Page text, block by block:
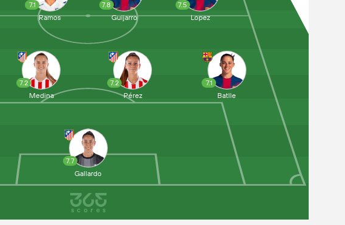
7.5
Lopez
7.2
Pérez
7.1
Ramos
7.8
Guijarro
7.7
Gallardo
7.1
Batlle
7.2
Medina